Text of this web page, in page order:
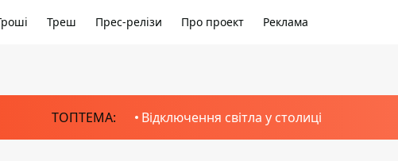
Треш Прес-релізи Про проект Реклама
ТОПТЕМА: Відключення світла у столиці